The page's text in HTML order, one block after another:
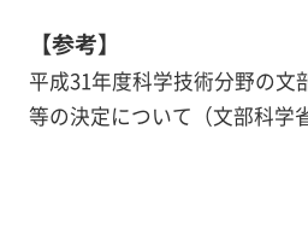
【参考】
平成31年度科学技術分野の文
等の決定について（文部科学